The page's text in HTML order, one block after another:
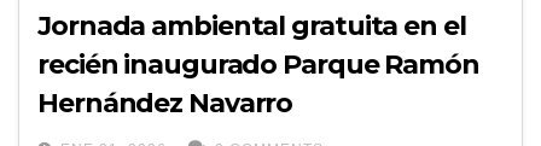
Jornada ambiental gratuita en el
recién inaugurado Parque Ramón
Hernández Navarro